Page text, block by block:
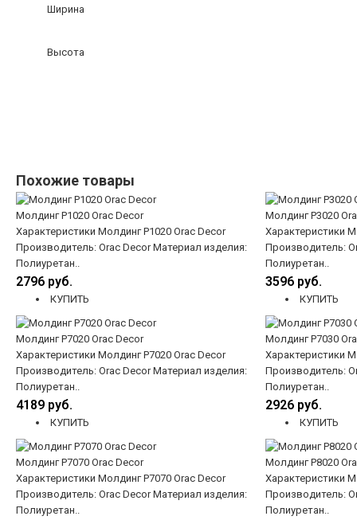
Ширина
Высота
Похожие товары
Молдинг P1020 Orac Decor
Характеристики Молдинг P1020 Orac Decor
Производитель: Orac Decor Материал изделия:
Полиуретан..
2796 руб.
КУПИТЬ
Молдинг P3020
Характеристики
Производитель:
Полиуретан..
3596 руб.
КУПИТЬ
Молдинг P7020 Orac Decor
Характеристики Молдинг P7020 Orac Decor
Производитель: Orac Decor Материал изделия:
Полиуретан..
4189 руб.
КУПИТЬ
Молдинг P7030
Характеристики
Производитель:
Полиуретан..
2926 руб.
КУПИТЬ
Молдинг P7070 Orac Decor
Характеристики Молдинг P7070 Orac Decor
Производитель: Orac Decor Материал изделия:
Полиуретан..
Молдинг P8020
Характеристики
Производитель:
Полиуретан..